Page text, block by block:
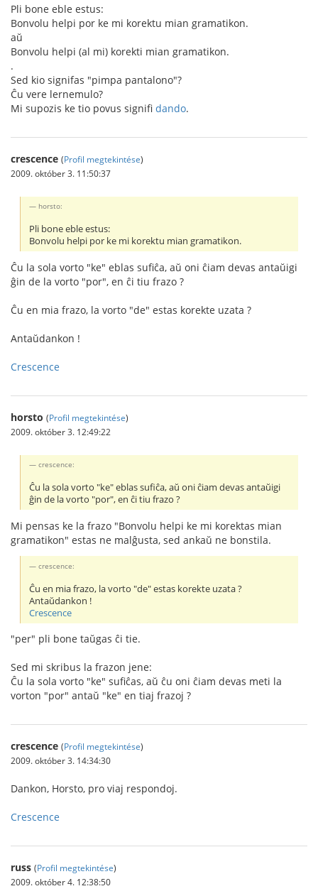
Pli bone eble estus:
Bonvolu helpi por ke mi korektu mian gramatikon.
aŭ
Bonvolu helpi (al mi) korekti mian gramatikon.
.
Sed kio signifas "pimpa pantalono"?
Ĉu vere lernemulo?
Mi supozis ke tio povus signifi dando.
crescence (Profil megtekintése)
2009. október 3. 11:50:37
horsto:
Pli bone eble estus:
Bonvolu helpi por ke mi korektu mian gramatikon.
Ĉu la sola vorto "ke" eblas sufiĉa, aŭ oni ĉiam devas antaŭigi
ĝin de la vorto "por", en ĉi tiu frazo ?
Ĉu en mia frazo, la vorto "de" estas korekte uzata ?
Antaŭdankon !
Crescence
horsto (Profil megtekintése)
2009. október 3. 12:49:22
crescence:
Ĉu la sola vorto "ke" eblas sufiĉa, aŭ oni ĉiam devas antaŭigi
ĝin de la vorto "por", en ĉi tiu frazo ?
Mi pensas ke la frazo "Bonvolu helpi ke mi korektas mian
gramatikon" estas ne malĝusta, sed ankaŭ ne bonstila.
crescence:
Ĉu en mia frazo, la vorto "de" estas korekte uzata ?
Antaŭdankon !
Crescence
"per" pli bone taŭgas ĉi tie.
Sed mi skribus la frazon jene:
Ĉu la sola vorto "ke" sufiĉas, aŭ ĉu oni ĉiam devas meti la
vorton "por" antaŭ "ke" en tiaj frazoj ?
crescence (Profil megtekintése)
2009. október 3. 14:34:30
Dankon, Horsto, pro viaj respondoj.
Crescence
russ (Profil megtekintése)
2009. október 4. 12:38:50